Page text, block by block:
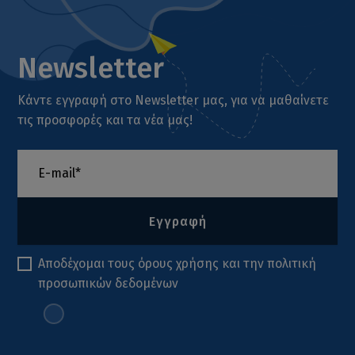
Newsletter
Κάντε εγγραφή στο Newsletter μας, για να μαθαίνετε
τις προσφορές και τα νέα μας!
Εγγραφή
Αποδέχομαι τους όρους χρήσης και τηνπολιτική
προσωπικών δεδομένων